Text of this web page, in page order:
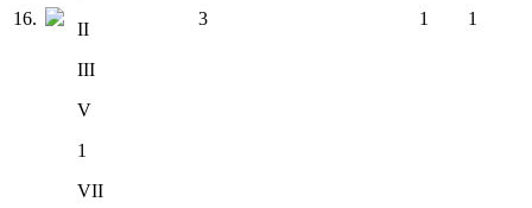
16.
II
III
V
1
VII
3 1 1